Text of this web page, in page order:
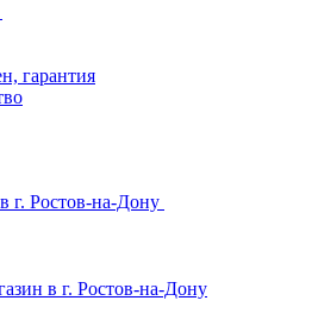
гарантия
г. Ростов-на-Дону
в г. Ростов-на-Дону